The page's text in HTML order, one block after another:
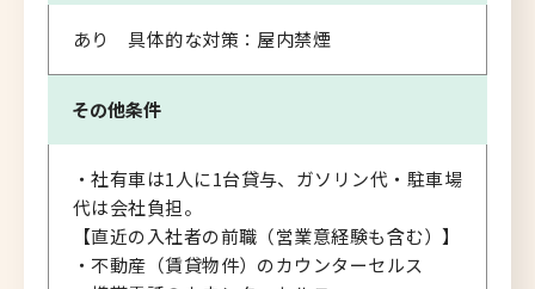
あり 具体的な対策：屋内禁煙
その他条件
・社有車は1人に1台貸与、ガソリン代・駐車場
代は会社負担。
【直近の入社者の前職（営業意経験も含む）】
・不動産（賃貸物件）のカウンターセルス